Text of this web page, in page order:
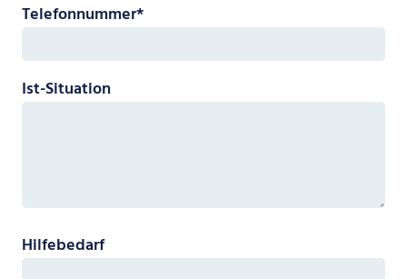
Pflichtfeld
Telefonnummer*
Ist-Situation
Hilfebedarf